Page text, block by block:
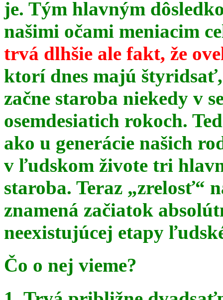
je. Tým hlavným
našimi očami meniacim
trvá dlhšie ale fakt, že
ktorí dnes majú
začne staroba niekedy v
osemdesiatich rokoch.
ako u generácie našich
v ľudskom živote tri
staroba. Teraz „zrelosť“
znamená začiatok
neexistujúcej etapy
Čo o nej vieme?